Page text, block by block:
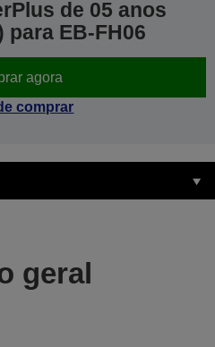
de 05 anos
para EB-FH06
agora
comprar
geral